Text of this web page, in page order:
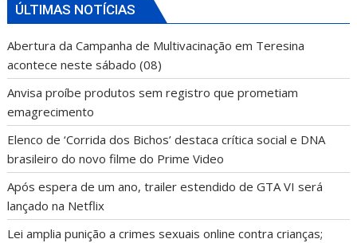
ÚLTIMAS NOTÍCIAS
Abertura da Campanha de Multivacinação em Teresina
acontece neste sábado (08)
Anvisa proíbe produtos sem registro que prometiam
emagrecimento
Elenco de ‘Corrida dos Bichos’ destaca crítica social e DNA
brasileiro do novo filme do Prime Video
Após espera de um ano, trailer estendido de GTA VI será
lançado na Netflix
Lei amplia punição a crimes sexuais online contra crianças;